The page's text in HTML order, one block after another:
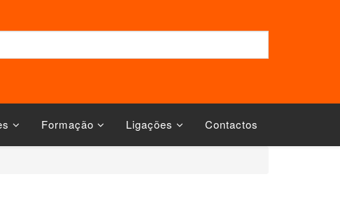
Formação Ligações Contactos